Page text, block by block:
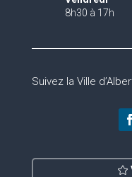
8h30 à 17h
Suivez la Ville